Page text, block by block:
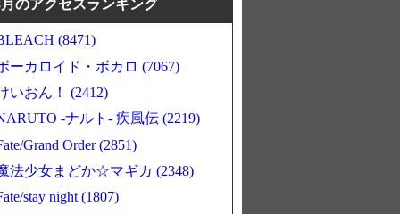
のアクセスランキング
(8471)
ーカロイド・ボカロ (7067)
いおん！ (2412)
-ナルト- 疾風伝 (2219)
Grand Order (2851)
法少女まどか☆マギカ (2348)
stay night (1807)